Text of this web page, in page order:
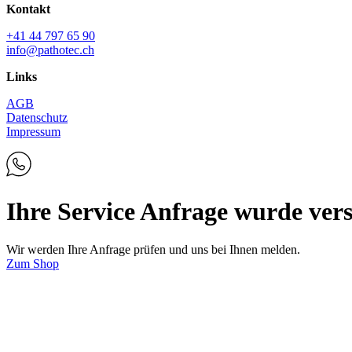
Kontakt
+41 44 797 65 90
info@pathotec.ch
Links
AGB
Datenschutz
Impressum
Ihre Service Anfrage wurde
Wir werden Ihre Anfrage prüfen und uns bei Ihnen melden.
Zum Shop